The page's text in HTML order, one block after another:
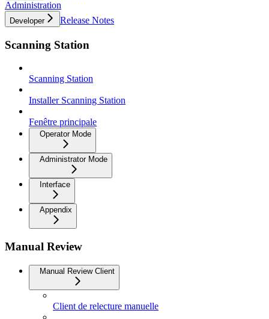
Administration
Developer Release Notes
Scanning Station
Scanning Station
Installer Scanning Station
Fenêtre principale
Operator Mode
Administrator Mode
Interface
Appendix
Manual Review
Manual Review Client
Client de relecture manuelle